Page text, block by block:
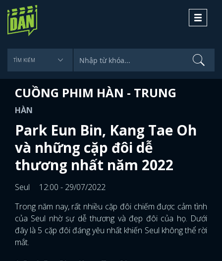
Toggle
CUỒNG PHIM HÀN - TRUNG
HÀN
Park Eun Bin, Kang Tae Oh
và những cặp đôi dễ
thương nhất năm 2022
Seul
12:00 - 29/07/2022
Trong năm nay, rất nhiều cặp đôi chiếm được cảm tình
của Seul nhờ sự dễ thương và đẹp đôi của họ. Dưới
đây là 5 cặp đôi đáng yêu nhất khiến Seul không thể rời
mắt.